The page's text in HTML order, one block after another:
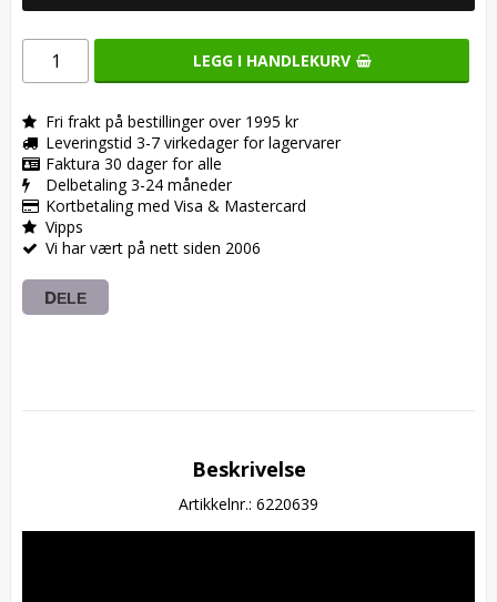
LEGG I HANDLEKURV
Fri frakt på bestillinger over 1995 kr
Leveringstid 3-7 virkedager for lagervarer
Faktura 30 dager for alle
Delbetaling 3-24 måneder
Kortbetaling med Visa & Mastercard
Vipps
Vi har vært på nett siden 2006
DELE
Beskrivelse
Artikkelnr.: 6220639